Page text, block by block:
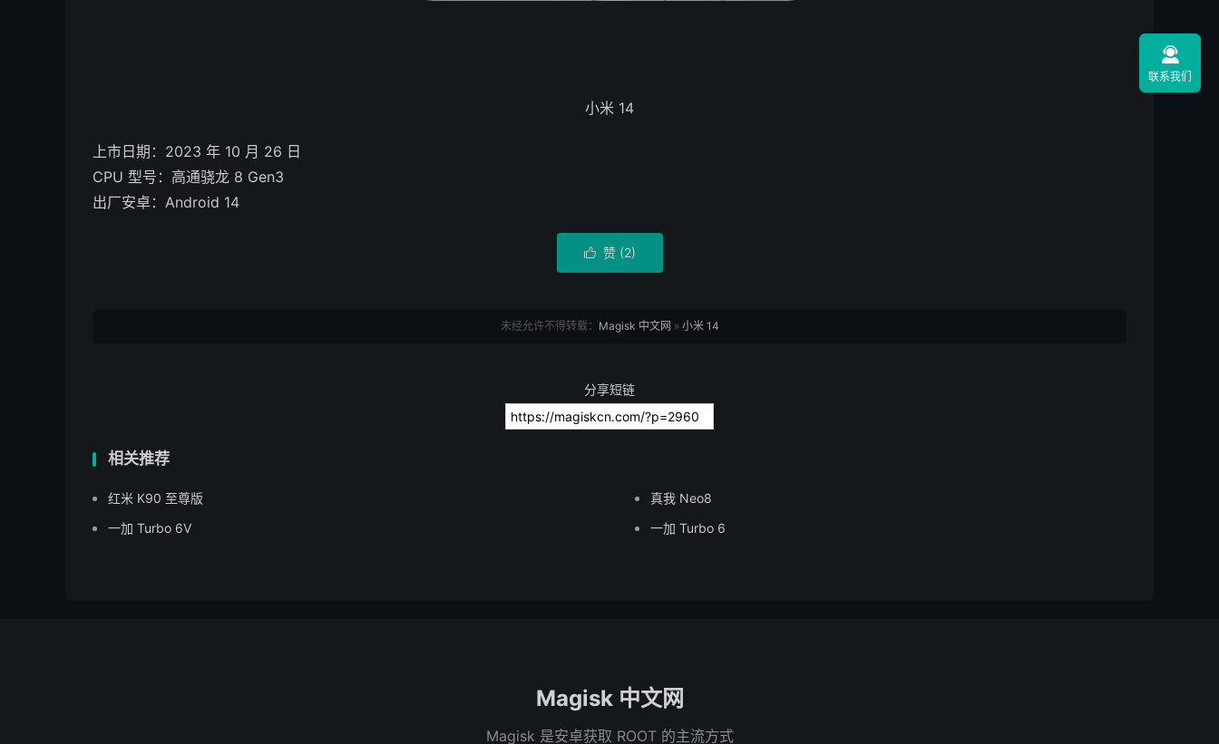
小米 14
上市日期：2023 年 10 月 26 日
CPU 型号：高通骁龙 8 Gen3
出厂安卓：Android 14
 赞 (2)
未经允许不得转载： Magisk 中文网 » 小米 14
分享短链
相关推荐
红米 K90 至尊版
真我 Neo8
一加 Turbo 6V
一加 Turbo 6
Magisk 中文网
Magisk 是安卓获取 ROOT 的主流方式

联系我们